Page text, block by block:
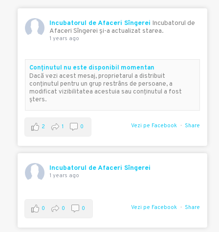
Incubatorul de Afaceri Sîngerei Incubatorul de
Afaceri Sîngerei şi-a actualizat starea.
1 years ago
Conţinutul nu este disponibil momentan
Dacă vezi acest mesaj, proprietarul a distribuit
conţinutul pentru un grup restrâns de persoane, a
modificat vizibilitatea acestuia sau conţinutul a fost
şters.
Vezi pe Facebook Share
2 1 0
Incubatorul de Afaceri Sîngerei
1 years ago
Vezi pe Facebook Share
0 0 0